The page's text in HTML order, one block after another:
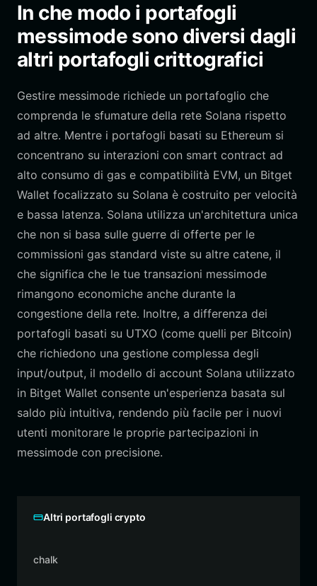
In che modo i portafogli
messimode sono diversi dagli
altri portafogli crittografici
Gestire messimode richiede un portafoglio che
comprenda le sfumature della rete Solana rispetto
ad altre. Mentre i portafogli basati su Ethereum si
concentrano su interazioni con smart contract ad
alto consumo di gas e compatibilità EVM, un Bitget
Wallet focalizzato su Solana è costruito per velocità
e bassa latenza. Solana utilizza un'architettura unica
che non si basa sulle guerre di offerte per le
commissioni gas standard viste su altre catene, il
che significa che le tue transazioni messimode
rimangono economiche anche durante la
congestione della rete. Inoltre, a differenza dei
portafogli basati su UTXO (come quelli per Bitcoin)
che richiedono una gestione complessa degli
input/output, il modello di account Solana utilizzato
in Bitget Wallet consente un'esperienza basata sul
saldo più intuitiva, rendendo più facile per i nuovi
utenti monitorare le proprie partecipazioni in
messimode con precisione.
Altri portafogli crypto
chalk